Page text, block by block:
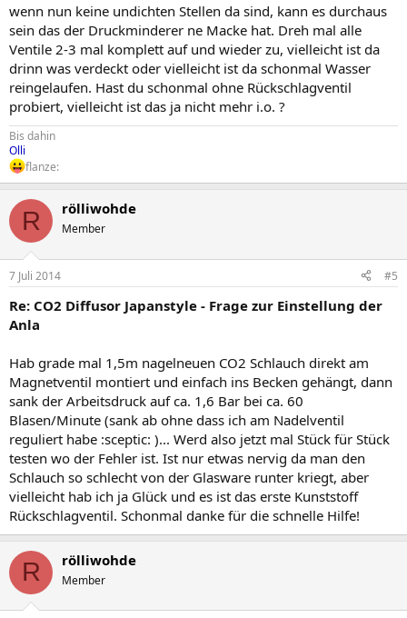
wenn nun keine undichten Stellen da sind, kann es durchaus
sein das der Druckminderer ne Macke hat. Dreh mal alle
Ventile 2-3 mal komplett auf und wieder zu, vielleicht ist da
drinn was verdeckt oder vielleicht ist da schonmal Wasser
reingelaufen. Hast du schonmal ohne Rückschlagventil
probiert, vielleicht ist das ja nicht mehr i.o. ?
Bis dahin
Olli
flanze:
R rölliwohde
Member
7 Juli 2014 #5
Re: CO2 Diffusor Japanstyle - Frage zur Einstellung der
Anla
Hab grade mal 1,5m nagelneuen CO2 Schlauch direkt am
Magnetventil montiert und einfach ins Becken gehängt, dann
sank der Arbeitsdruck auf ca. 1,6 Bar bei ca. 60
Blasen/Minute (sank ab ohne dass ich am Nadelventil
reguliert habe :sceptic: )... Werd also jetzt mal Stück für Stück
testen wo der Fehler ist. Ist nur etwas nervig da man den
Schlauch so schlecht von der Glasware runter kriegt, aber
vielleicht hab ich ja Glück und es ist das erste Kunststoff
Rückschlagventil. Schonmal danke für die schnelle Hilfe!
R rölliwohde
Member